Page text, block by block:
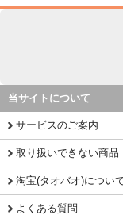
当サイトについて
サービスのご案内
取り扱いできない商品
淘宝(タオバオ)につい
よくある質問